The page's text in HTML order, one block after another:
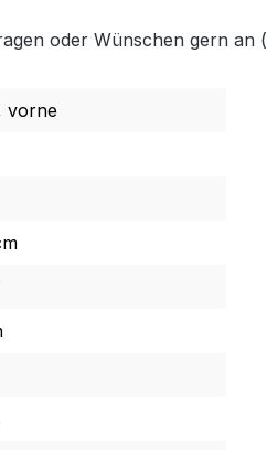
oder Wünschen gern an (
vorne